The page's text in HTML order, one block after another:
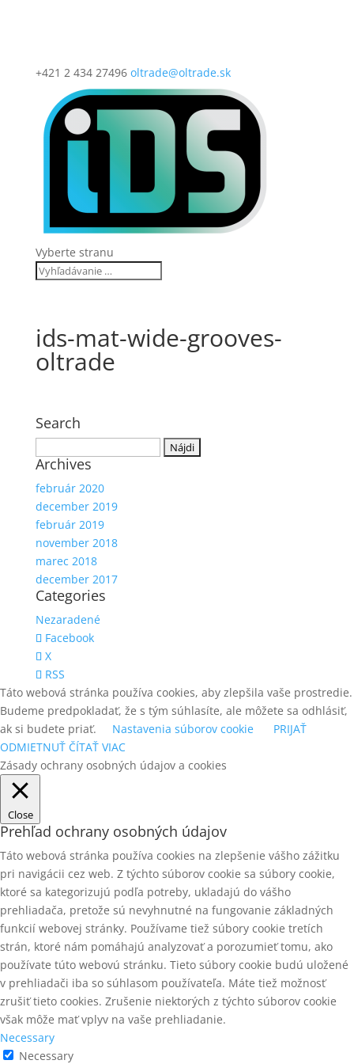
+421 2 434 27496 oltrade@oltrade.sk
Vyberte stranu
ids-mat-wide-grooves-
oltrade
Search
Archives
február 2020
december 2019
február 2019
november 2018
marec 2018
december 2017
Categories
Nezaradené
Facebook
X
RSS
Táto webová stránka používa cookies, aby zlepšila vaše prostredie.
Budeme predpokladať, že s tým súhlasíte, ale môžete sa odhlásiť,
ak si budete priať.
Nastavenia súborov cookie
PRIJAŤ
ODMIETNUŤ ČÍTAŤ VIAC
Zásady ochrany osobných údajov a cookies
Close
Prehľad ochrany osobných údajov
Táto webová stránka používa cookies na zlepšenie vášho zážitku
pri navigácii cez web. Z týchto súborov cookie sa súbory cookie,
ktoré sa kategorizujú podľa potreby, ukladajú do vášho
prehliadača, pretože sú nevyhnutné na fungovanie základných
funkcií webovej stránky. Používame tiež súbory cookie tretích
strán, ktoré nám pomáhajú analyzovať a porozumieť tomu, ako
používate túto webovú stránku. Tieto súbory cookie budú uložené
v prehliadači iba so súhlasom používateľa. Máte tiež možnosť
zrušiť tieto cookies. Zrušenie niektorých z týchto súborov cookie
však môže mať vplyv na vaše prehliadanie.
Necessary
Necessary